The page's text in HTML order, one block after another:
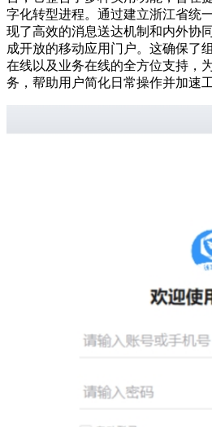
字化转型进程。通过建立浙江省统
现了高效的消息送达机制和内外协
成开放的移动应用门户。这确保了
在线以及业务在线的全方位支持，
务，帮助用户简化日常操作并加速